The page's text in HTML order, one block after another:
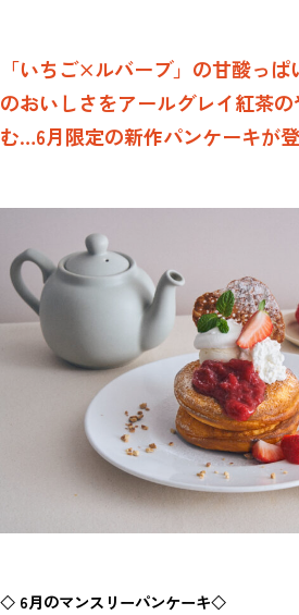
「いちご×ルバーブ」の甘酸っ
のおいしさをアールグレイ紅茶
む…6月限定の新作パンケーキが登
◇ 6月のマンスリーパンケーキ◇